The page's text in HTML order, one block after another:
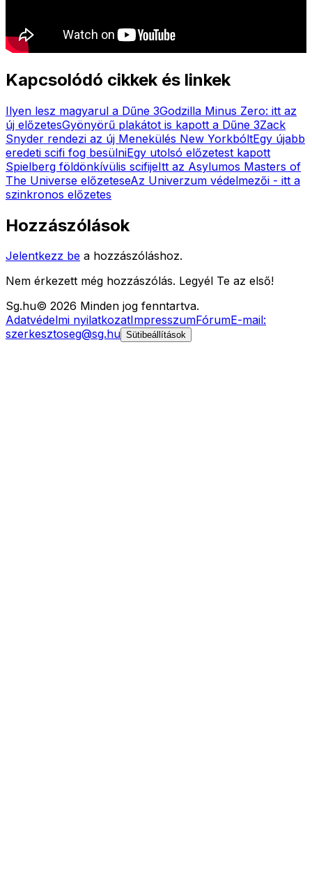
Kapcsolódó cikkek és linkek
Ilyen lesz magyarul a Dűne 3Godzilla Minus Zero: itt az
új előzetesGyönyörű plakátot is kapott a Dűne 3Zack
Snyder rendezi az új Menekülés New YorkbóltEgy újabb
eredeti scifi fog besülniEgy utolsó előzetest kapott
Spielberg földönkívülis scifijeItt az Asylumos Masters of
The Universe előzeteseAz Univerzum védelmezői - itt a
szinkronos előzetes
Hozzászólások
Jelentkezz be a hozzászóláshoz.
Nem érkezett még hozzászólás. Legyél Te az első!
Sg.hu© 2026 Minden jog fenntartva.
Adatvédelmi nyilatkozatImpresszumFórumE-mail:
szerkesztoseg@sg.hu Sütibeállítások